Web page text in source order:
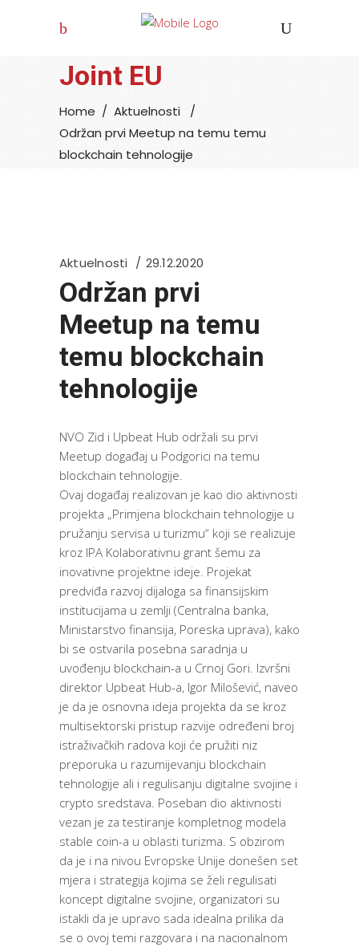
Joint EU
Home / Aktuelnosti
/
Održan prvi Meetup na temu temu
blockchain tehnologije
Aktuelnosti 29.12.2020
Održan prvi
Meetup na temu
temu blockchain
tehnologije
NVO Zid i Upbeat Hub održali su prvi
Meetup događaj u Podgorici na temu
blockchain tehnologije.
Ovaj događaj realizovan je kao dio aktivnosti
projekta „Primjena blockchain tehnologije u
pružanju servisa u turizmu“ koji se realizuje
kroz IPA Kolaborativnu grant šemu za
inovativne projektne ideje. Projekat
predviđa razvoj dijaloga sa finansijskim
institucijama u zemlji (Centralna banka,
Ministarstvo finansija, Poreska uprava), kako
bi se ostvarila posebna saradnja u
uvođenju blockchain-a u Crnoj Gori. Izvršni
direktor Upbeat Hub-a, Igor Milošević, naveo
je da je osnovna ideja projekta da se kroz
multisektorski pristup razvije određeni broj
istraživačkih radova koji će pružiti niz
preporuka u razumijevanju blockchain
tehnologije ali i regulisanju digitalne svojine i
crypto sredstava. Poseban dio aktivnosti
vezan je za testiranje kompletnog modela
stable coin-a u oblasti turizma. S obzirom
da je i na nivou Evropske Unije donešen set
mjera i strategija kojima se želi regulisati
koncept digitalne svojine, organizatori su
istakli da je upravo sada idealna prilika da
se o ovoj temi razgovara i na nacionalnom